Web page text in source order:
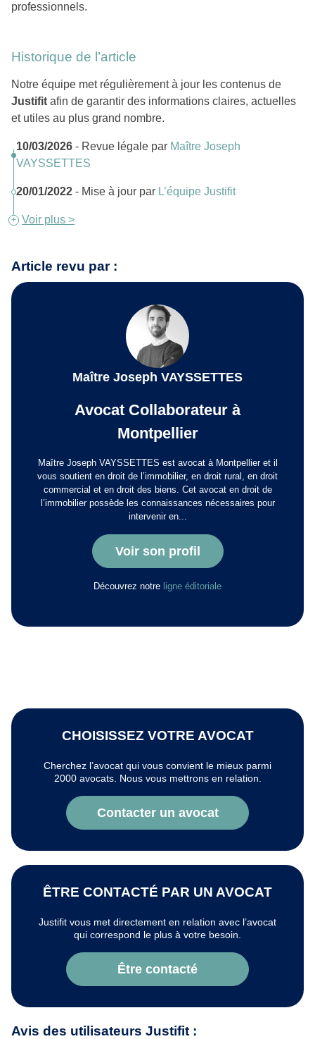
professionnels.
Historique de l’article
Notre équipe met régulièrement à jour les contenus de
Justifit afin de garantir des informations claires, actuelles
et utiles au plus grand nombre.
10/03/2026 - Revue légale par Maître Joseph
VAYSSETTES
20/01/2022 - Mise à jour par L’équipe Justifit
Voir plus >
Article revu par :
Maître Joseph VAYSSETTES
Avocat Collaborateur à
Montpellier
Maître Joseph VAYSSETTES est avocat à Montpellier et il
vous soutient en droit de l’immobilier, en droit rural, en droit
commercial et en droit des biens. Cet avocat en droit de
l’immobilier possède les connaissances nécessaires pour
intervenir en...
Voir son profil
Découvrez notre ligne éditoriale
CHOISISSEZ VOTRE AVOCAT
Cherchez l’avocat qui vous convient le mieux parmi
2000 avocats. Nous vous mettrons en relation.
Contacter un avocat
ÊTRE CONTACTÉ PAR UN AVOCAT
Justifit vous met directement en relation avec l’avocat
qui correspond le plus à votre besoin.
Être contacté
Avis des utilisateurs Justifit :